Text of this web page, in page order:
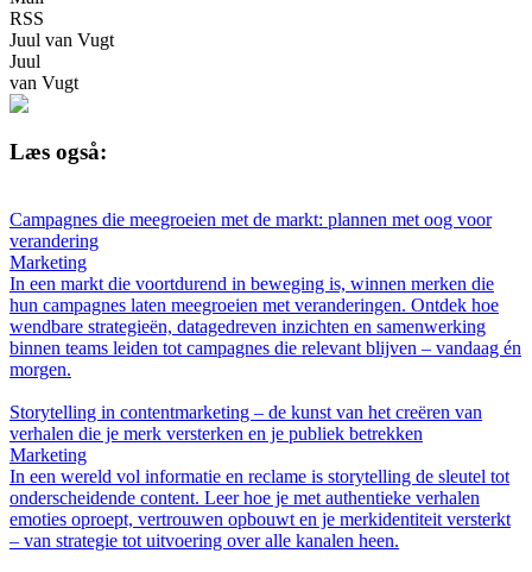
RSS
Juul van Vugt
Juul
van Vugt
Læs også:
Campagnes die meegroeien met de markt: plannen met oog voor
verandering
Marketing
In een markt die voortdurend in beweging is, winnen merken die
hun campagnes laten meegroeien met veranderingen. Ontdek hoe
wendbare strategieën, datagedreven inzichten en samenwerking
binnen teams leiden tot campagnes die relevant blijven – vandaag én
morgen.
Storytelling in contentmarketing – de kunst van het creëren van
verhalen die je merk versterken en je publiek betrekken
Marketing
In een wereld vol informatie en reclame is storytelling de sleutel tot
onderscheidende content. Leer hoe je met authentieke verhalen
emoties oproept, vertrouwen opbouwt en je merkidentiteit versterkt
– van strategie tot uitvoering over alle kanalen heen.